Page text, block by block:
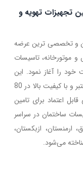
تجهیزات تهویه و
۱۳۸۳ به‌عنوان اولین و تخصصی ترین عرضه
و موتورخانه، تاسیسات
خود را آغاز نمود. این
مجموعه کامل و تخصصی با ارائه محصولات معتبر و با کیفیت بالا در 80
اعتماد برای تامین
ساختمان در سراسر
ارمنستان، ازبکستان،
می‌شود.